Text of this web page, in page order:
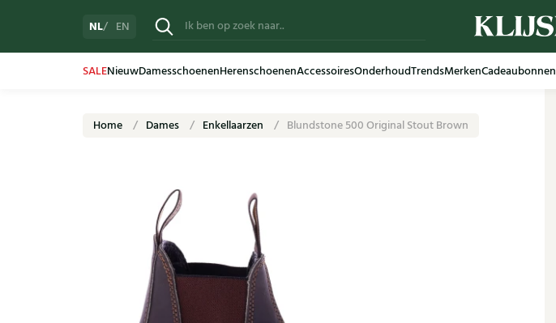
NL EN
SALENieuwDamesschoenenHerenschoenenAccessoiresOnderhoudTrendsMerkenCadeaubonnen
Home Dames Enkellaarzen Blundstone 500 Original Stout Brown